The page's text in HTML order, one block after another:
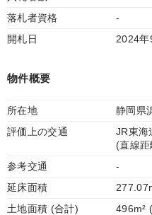
落札者資格
-
開札日
2024
物件概要
所在地 静岡県
評価上の交通
JR東海
(直線距
参考交通
-
延床面積
土地面積 (合計)
496m²